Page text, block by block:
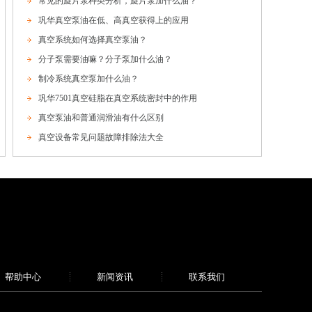
巩华真空泵油在低、高真空获得上的应用
真空系统如何选择真空泵油？
分子泵需要油嘛？分子泵加什么油？
制冷系统真空泵加什么油？
巩华7501真空硅脂在真空系统密封中的作用
真空泵油和普通润滑油有什么区别
真空设备常见问题故障排除法大全
帮助中心 新闻资讯 联系我们